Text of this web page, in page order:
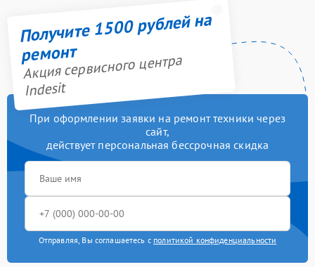
Получите 1500 рублей на
ремонт
Акция сервисного центра
Indesit
При оформлении заявки на ремонт техники через
сайт,
действует персональная бессрочная скидка
Отправляя, Вы соглашаетесь с политикой конфиденциальности